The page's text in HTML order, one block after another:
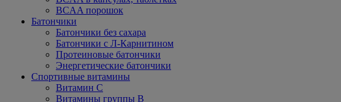
BCAA порошок
Батончики
Батончики без сахара
Батончики с Л-Карнитином
Протеиновые батончики
Энергетические батончики
Спортивные витамины
Витамин С
Витамины группы В